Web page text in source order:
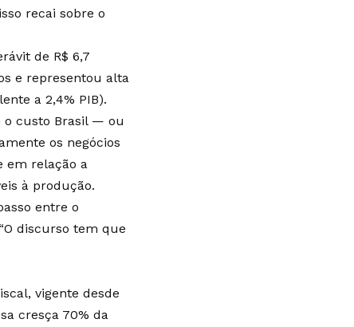
recai sobre o
de R$ 6,7
e representou alta
a 2,4% PIB).
o custo Brasil — ou
os negócios
relação a
à produção.
entre o
discurso tem que
vigente desde
cresça 70% da